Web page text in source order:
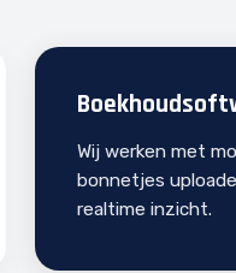
Wij werken met
bonnetjes
realtime inzicht.